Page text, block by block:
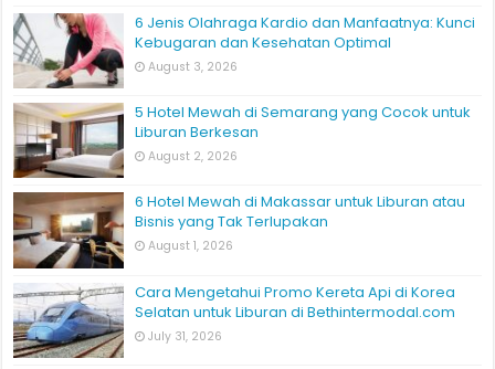
6 Jenis Olahraga Kardio dan Manfaatnya: Kunci
Kebugaran dan Kesehatan Optimal
August 3, 2026
5 Hotel Mewah di Semarang yang Cocok untuk
Liburan Berkesan
August 2, 2026
6 Hotel Mewah di Makassar untuk Liburan atau
Bisnis yang Tak Terlupakan
August 1, 2026
Cara Mengetahui Promo Kereta Api di Korea
Selatan untuk Liburan di Bethintermodal.com
July 31, 2026